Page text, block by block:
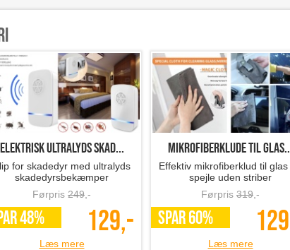
Elektrisk ultralyds skad...
for skadedyr med ultralyds
skadedyrsbekæmper
Førpris 249 ,-
48% 129,-
Læs mere
Mikrofiberklude til
Effektiv mikrofiberklud til glas
spejle uden striber
Førpris 319 ,-
SPAR 60%
Læs mere